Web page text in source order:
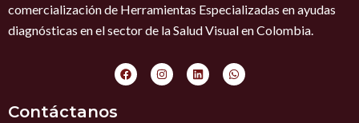
comercialización de Herramientas Especializadas en ayudas
diagnósticas en el sector de la Salud Visual en Colombia.
F
a
I
n
L
i
W
h
Contáctanos